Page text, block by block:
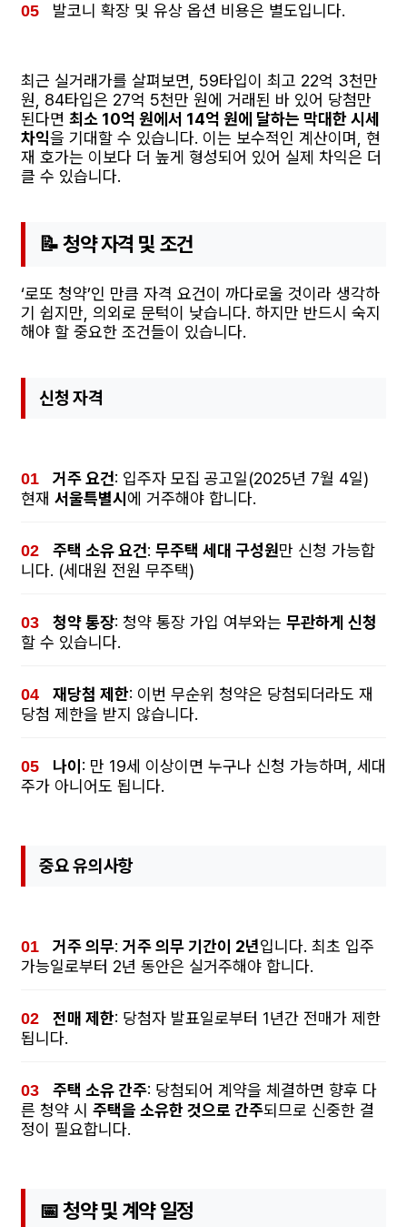
발코니 확장 및 유상 옵션 비용은 별도입니다.
최근 실거래가를 살펴보면, 59타입이 최고 22억 3천만
원, 84타입은 27억 5천만 원에 거래된 바 있어 당첨만
된다면 최소 10억 원에서 14억 원에 달하는 막대한 시세
차익을 기대할 수 있습니다. 이는 보수적인 계산이며, 현
재 호가는 이보다 더 높게 형성되어 있어 실제 차익은 더
클 수 있습니다.
📝 청약 자격 및 조건
‘로또 청약’인 만큼 자격 요건이 까다로울 것이라 생각하
기 쉽지만, 의외로 문턱이 낮습니다. 하지만 반드시 숙지
해야 할 중요한 조건들이 있습니다.
신청 자격
거주 요건: 입주자 모집 공고일(2025년 7월 4일)
현재 서울특별시에 거주해야 합니다.
주택 소유 요건: 무주택 세대 구성원만 신청 가능합
니다. (세대원 전원 무주택)
청약 통장: 청약 통장 가입 여부와는 무관하게 신청
할 수 있습니다.
재당첨 제한: 이번 무순위 청약은 당첨되더라도 재
당첨 제한을 받지 않습니다.
나이: 만 19세 이상이면 누구나 신청 가능하며, 세대
주가 아니어도 됩니다.
중요 유의사항
거주 의무: 거주 의무 기간이 2년입니다. 최초 입주
가능일로부터 2년 동안은 실거주해야 합니다.
전매 제한: 당첨자 발표일로부터 1년간 전매가 제한
됩니다.
주택 소유 간주: 당첨되어 계약을 체결하면 향후 다
른 청약 시 주택을 소유한 것으로 간주되므로 신중한 결
정이 필요합니다.
📅 청약 및 계약 일정